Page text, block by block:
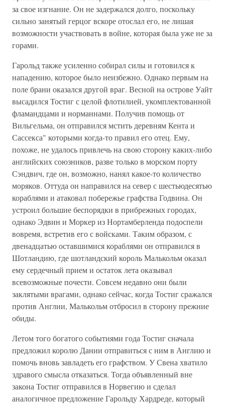
за свое изгнание. Он не задержался долго, поскольку
сильно занятый герцог вскоре отослал его, не лишая
возможности участвовать в войне, которая была уже не за
горами.
Гарольд также усиленно собирал силы и готовился к
нападению, которое было неизбежно. Однако первым на
поле брани оказался другой враг. Весной на острове Уайт
высадился Тостиг с целой флотилией, укомплектованной
фламандцами и норманнами. Получив помощь от
Вильгельма, он отправился мстить деревням Кента и
Сассекса" которыми когда-то правил его отец. Ему,
похоже, не удалось привлечь на свою сторону каких-либо
английских союзников, разве только в морском порту
Сэндвич, где он, возможно, нанял какое-то количество
моряков. Оттуда он направился на север с шестьюдесятью
кораблями и атаковал побережье графства Годвина. Он
устроил большие беспорядки в прибрежных городах,
однако Эдвин и Моркер из Нортамберленда подоспели
вовремя, встретив его с войсками. Таким образом, с
двенадцатью оставшимися кораблями он отправился в
Шотландию, где шотландский король Малькольм оказал
ему сердечный прием и остаток лета оказывал
всевозможные почести. Совсем недавно они были
заклятыми врагами, однако сейчас, когда Тостиг сражался
против Англии, Малькольм отбросил в сторону прежние
обиды.
Летом того богатого событиями года Тостиг сначала
предложил королю Дании отправиться с ним в Англию и
помочь вновь завладеть его графством. У Свена хватило
здравого смысла отказаться. Тогда объявленный вне
закона Тостиг отправился в Норвегию и сделал
аналогичное предложение Гарольду Хардреде, который